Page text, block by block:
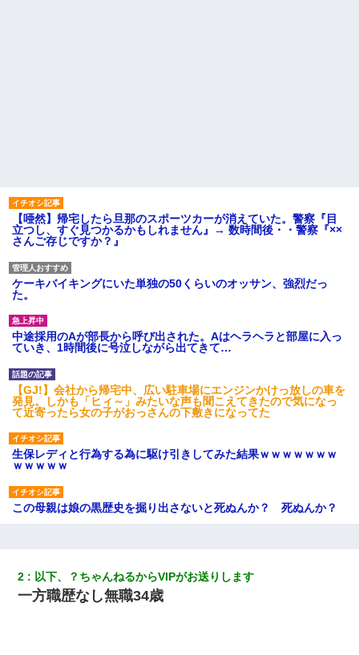
【唖然】帰宅したら旦那のスポーツカーが消えていた。警察『目
立つし、すぐ見つかるかもしれません』→ 数時間後・・警察『××
さんご存じですか？』
ケーキバイキングにいた単独の50くらいのオッサン、強烈だっ
た。
中途採用のAが部長から呼び出された。Aはヘラヘラと部屋に入っ
ていき、1時間後に号泣しながら出てきて…
【GJ!】会社から帰宅中、広い駐車場にエンジンかけっ放しの車を
発見。しかも「ヒィ～」みたいな声も聞こえてきたので気になっ
て近寄ったら女の子がおっさんの下敷きになってた
生保レディと行為する為に駆け引きしてみた結果ｗｗｗｗｗｗｗ
ｗｗｗｗｗ
この母親は娘の黒歴史を掘り出さないと死ぬんか？ 死ぬんか？
２人・・・
2 以下、？ちゃんねるからVIPがお送りします
一方職歴なし無職34歳